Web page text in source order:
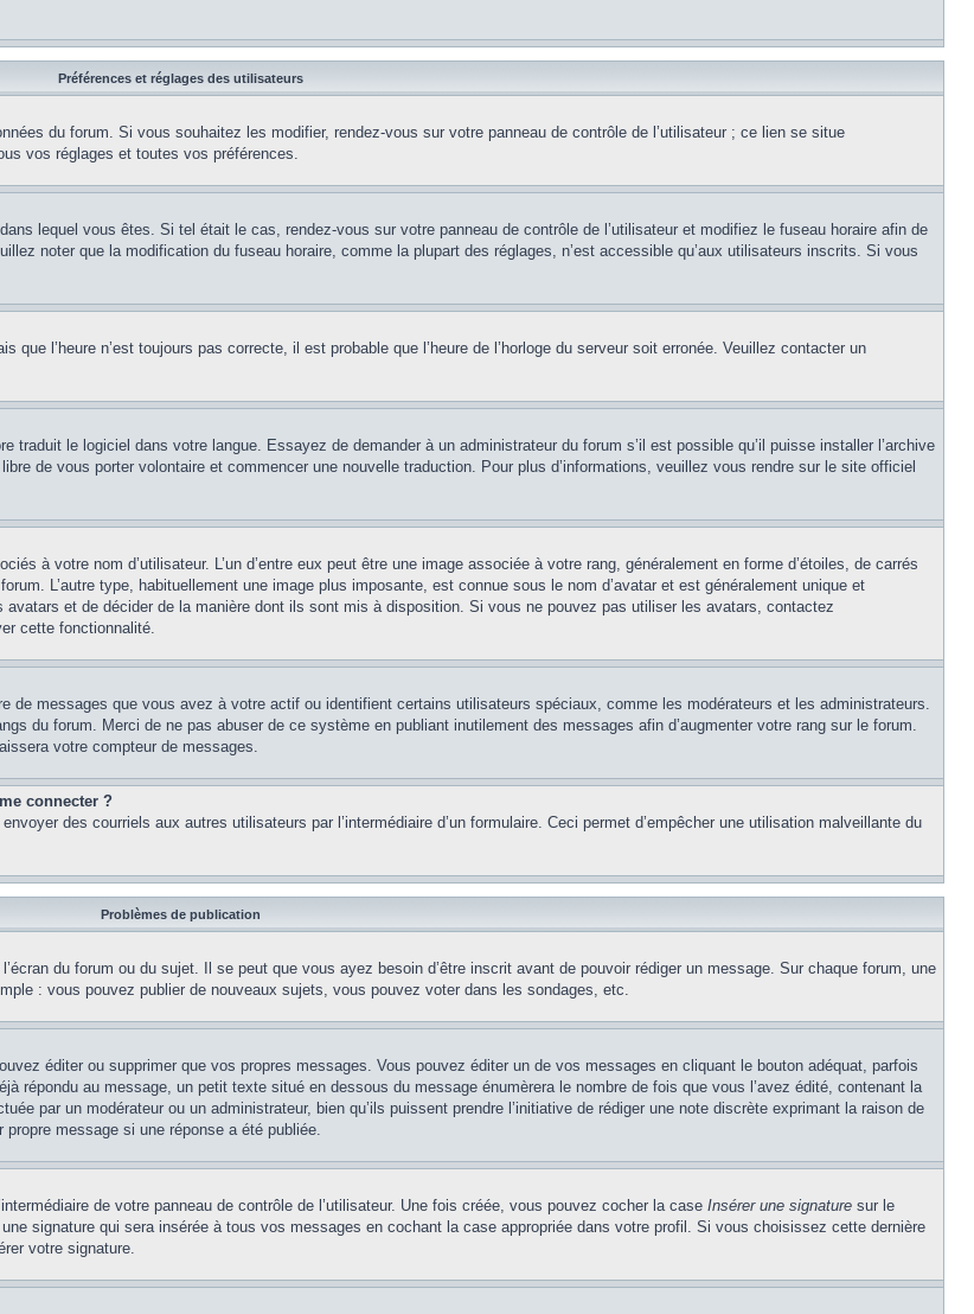
Préférences et réglages des utilisateurs
du forum. Si vous souhaitez les modifier, rendez-vous sur votre panneau de contrôle de l’utilisateur ; ce lien se situe
vos réglages et toutes vos préférences.
lequel vous êtes. Si tel était le cas, rendez-vous sur votre panneau de contrôle de l’utilisateur et modifiez le fuseau horaire afin de
noter que la modification du fuseau horaire, comme la plupart des réglages, n’est accessible qu’aux utilisateurs inscrits. Si vous
que l’heure n’est toujours pas correcte, il est probable que l’heure de l’horloge du serveur soit erronée. Veuillez contacter un
traduit le logiciel dans votre langue. Essayez de demander à un administrateur du forum s’il est possible qu’il puisse installer l’archive
de vous porter volontaire et commencer une nouvelle traduction. Pour plus d’informations, veuillez vous rendre sur le site officiel
à votre nom d’utilisateur. L’un d’entre eux peut être une image associée à votre rang, généralement en forme d’étoiles, de carrés
L’autre type, habituellement une image plus imposante, est connue sous le nom d’avatar et est généralement unique et
avatars et de décider de la manière dont ils sont mis à disposition. Si vous ne pouvez pas utiliser les avatars, contactez
cette fonctionnalité.
de messages que vous avez à votre actif ou identifient certains utilisateurs spéciaux, comme les modérateurs et les administrateurs.
du forum. Merci de ne pas abuser de ce système en publiant inutilement des messages afin d’augmenter votre rang sur le forum.
votre compteur de messages.
connecter ?
des courriels aux autres utilisateurs par l’intermédiaire d’un formulaire. Ceci permet d’empêcher une utilisation malveillante du
Problèmes de publication
du forum ou du sujet. Il se peut que vous ayez besoin d’être inscrit avant de pouvoir rédiger un message. Sur chaque forum, une
: vous pouvez publier de nouveaux sujets, vous pouvez voter dans les sondages, etc.
éditer ou supprimer que vos propres messages. Vous pouvez éditer un de vos messages en cliquant le bouton adéquat, parfois
répondu au message, un petit texte situé en dessous du message énumèrera le nombre de fois que vous l’avez édité, contenant la
par un modérateur ou un administrateur, bien qu’ils puissent prendre l’initiative de rédiger une note discrète exprimant la raison de
message si une réponse a été publiée.
de votre panneau de contrôle de l’utilisateur. Une fois créée, vous pouvez cocher la case Insérer une signature sur le
signature qui sera insérée à tous vos messages en cochant la case appropriée dans votre profil. Si vous choisissez cette dernière
votre signature.